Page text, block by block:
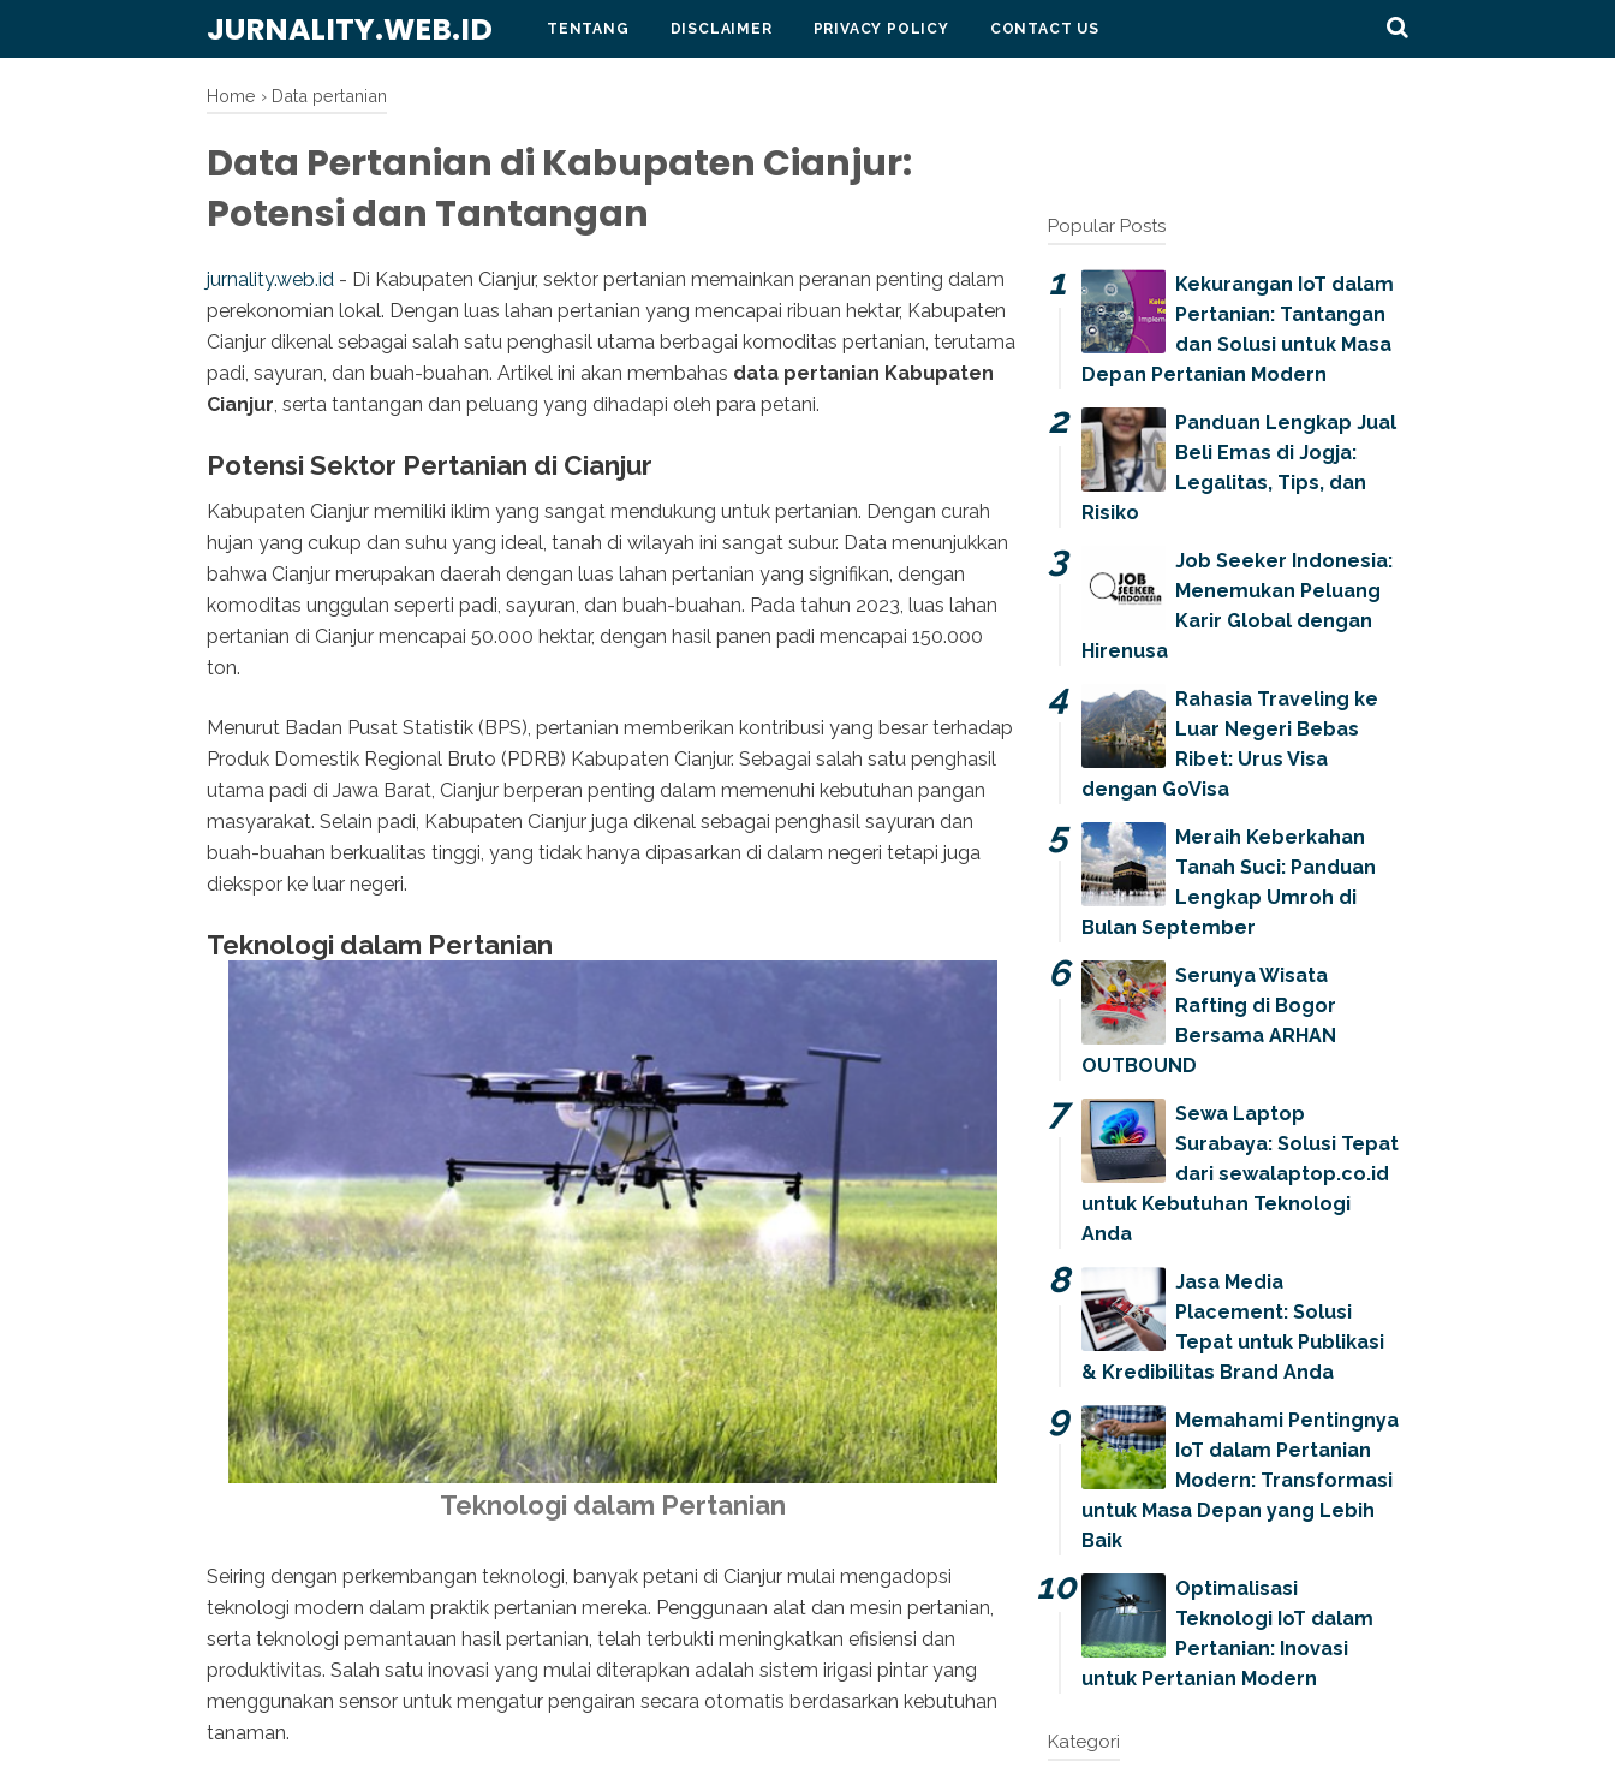
JURNALITY.WEB.ID TENTANG DISCLAIMER PRIVACY POLICY CONTACT US
Home › Data pertanian
Data Pertanian di Kabupaten Cianjur:
Potensi dan Tantangan
jurnality.web.id - Di Kabupaten Cianjur, sektor pertanian memainkan peranan penting dalam
perekonomian lokal. Dengan luas lahan pertanian yang mencapai ribuan hektar, Kabupaten
Cianjur dikenal sebagai salah satu penghasil utama berbagai komoditas pertanian, terutama
padi, sayuran, dan buah-buahan. Artikel ini akan membahas data pertanian Kabupaten
Cianjur , serta tantangan dan peluang yang dihadapi oleh para petani.
Potensi Sektor Pertanian di Cianjur
Kabupaten Cianjur memiliki iklim yang sangat mendukung untuk pertanian. Dengan curah
hujan yang cukup dan suhu yang ideal, tanah di wilayah ini sangat subur. Data menunjukkan
bahwa Cianjur merupakan daerah dengan luas lahan pertanian yang signifikan, dengan
komoditas unggulan seperti padi, sayuran, dan buah-buahan. Pada tahun 2023, luas lahan
pertanian di Cianjur mencapai 50.000 hektar, dengan hasil panen padi mencapai 150.000
ton.
Menurut Badan Pusat Statistik (BPS), pertanian memberikan kontribusi yang besar terhadap
Produk Domestik Regional Bruto (PDRB) Kabupaten Cianjur. Sebagai salah satu penghasil
utama padi di Jawa Barat, Cianjur berperan penting dalam memenuhi kebutuhan pangan
masyarakat. Selain padi, Kabupaten Cianjur juga dikenal sebagai penghasil sayuran dan
buah-buahan berkualitas tinggi, yang tidak hanya dipasarkan di dalam negeri tetapi juga
diekspor ke luar negeri.
Teknologi dalam Pertanian
Teknologi dalam Pertanian
Seiring dengan perkembangan teknologi, banyak petani di Cianjur mulai mengadopsi
teknologi modern dalam praktik pertanian mereka. Penggunaan alat dan mesin pertanian,
serta teknologi pemantauan hasil pertanian, telah terbukti meningkatkan efisiensi dan
produktivitas. Salah satu inovasi yang mulai diterapkan adalah sistem irigasi pintar yang
menggunakan sensor untuk mengatur pengairan secara otomatis berdasarkan kebutuhan
tanaman.
Popular Posts
Kekurangan IoT dalam
Pertanian: Tantangan
dan Solusi untuk Masa
Depan Pertanian Modern
Panduan Lengkap Jual
Beli Emas di Jogja:
Legalitas, Tips, dan
Risiko
Job Seeker Indonesia:
Menemukan Peluang
Karir Global dengan
Hirenusa
Rahasia Traveling ke
Luar Negeri Bebas
Ribet: Urus Visa
dengan GoVisa
Meraih Keberkahan
Tanah Suci: Panduan
Lengkap Umroh di
Bulan September
Serunya Wisata
Rafting di Bogor
Bersama ARHAN
OUTBOUND
Sewa Laptop
Surabaya: Solusi Tepat
dari sewalaptop.co.id
untuk Kebutuhan Teknologi
Anda
Jasa Media
Placement: Solusi
Tepat untuk Publikasi
& Kredibilitas Brand Anda
Memahami Pentingnya
IoT dalam Pertanian
Modern: Transformasi
untuk Masa Depan yang Lebih
Baik
Optimalisasi
Teknologi IoT dalam
Pertanian: Inovasi
untuk Pertanian Modern
Kategori